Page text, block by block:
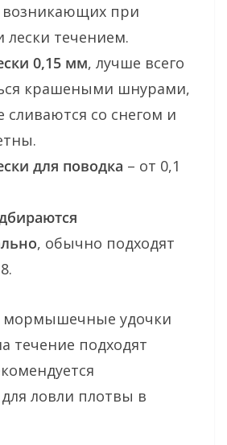
при
лески течением.
0,15 мм, лучше всего
крашеными шнурами,
сливаются со снегом и
для поводка – от 0,1
, обычно подходят
мормышечные удочки
течение подходят
ловли плотвы в